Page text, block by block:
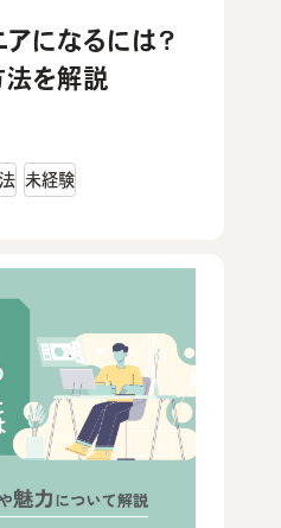
アになるには？
法を解説
未経験